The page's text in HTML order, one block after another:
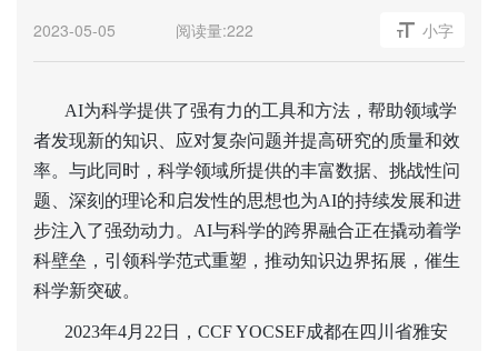
2023-05-05 阅读量:222 小字
AI为科学提供了强有力的工具和方法，帮助领域学
者发现新的知识、应对复杂问题并提高研究的质量和效
率。与此同时，科学领域所提供的丰富数据、挑战性问
题、深刻的理论和启发性的思想也为AI的持续发展和进
步注入了强劲动力。AI与科学的跨界融合正在撬动着学
科壁垒，引领科学范式重塑，推动知识边界拓展，催生
科学新突破。
2023年4月22日，CCF YOCSEF成都在四川省雅安